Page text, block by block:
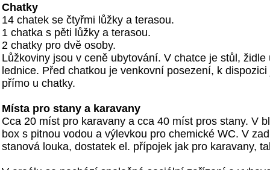
Chatky
14 chatek se čtyřmi lůžky a terasou.
1 chatka s pěti lůžky a terasou.
2 chatky pro dvě osoby.
Lůžkoviny jsou v ceně ubytování. V chatce je stůl, židle
lednice. Před chatkou je venkovní posezení, k
přímo u chatky.
Místa pro stany a karavany
Cca 20 míst pro karavany a cca 40 míst pros stany. V
box s pitnou vodou a výlevkou pro chemické WC. V
stanová louka, dostatek el. přípojek jak pro karavany,